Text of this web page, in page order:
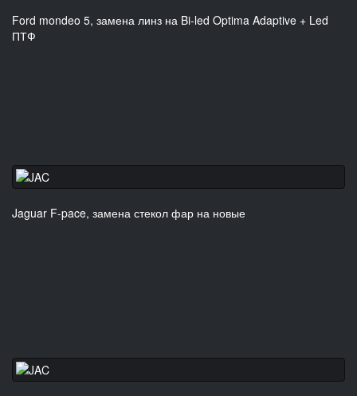
Ford mondeo 5, замена линз на Bi-led Optima Adaptive + Led
ПТФ
Jaguar F-pace, замена стекол фар на новые